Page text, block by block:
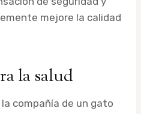
mejore la calidad
la salud
compañía de un gato